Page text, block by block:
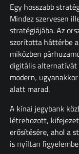
Egy hosszabb
Mindez szervesen
stratégiájába. Az
szorította háttérbe
miközben
digitális
modern,
alatt marad.
A kínai jegybank
létrehozott,
erősítésére, ahol a
is nyíltan